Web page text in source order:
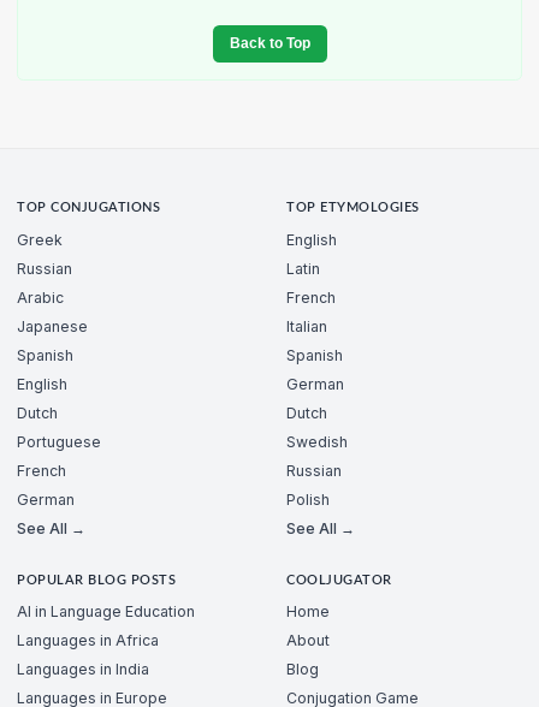
Back to Top
TOP CONJUGATIONS
Greek
Russian
Arabic
Japanese
Spanish
English
Dutch
Portuguese
French
German
See All →
TOP ETYMOLOGIES
English
Latin
French
Italian
Spanish
German
Dutch
Swedish
Russian
Polish
See All →
POPULAR BLOG POSTS
AI in Language Education
Languages in Africa
Languages in India
Languages in Europe
COOLJUGATOR
Home
About
Blog
Conjugation Game